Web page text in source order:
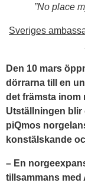
”No place
Sveriges
Den 10 mars
dörrarna till en
det främsta
Utställningen
piQmos
konstälskande
– En
tillsammans med